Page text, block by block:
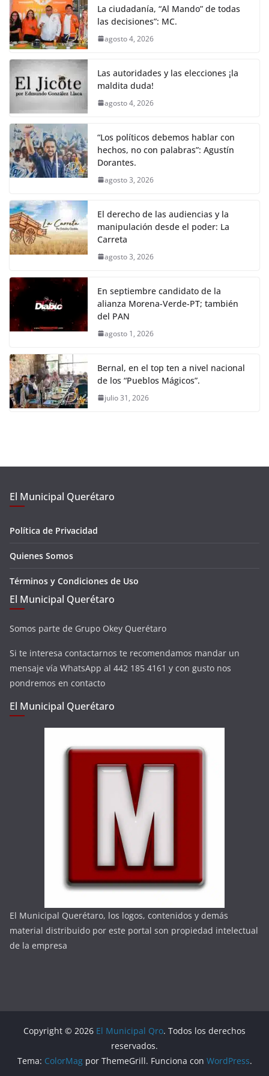
La ciudadanía, “Al Mando” de todas
las decisiones”: MC.
agosto 4, 2026
Las autoridades y las elecciones ¡la
maldita duda!
agosto 4, 2026
“Los políticos debemos hablar con
hechos, no con palabras”: Agustín
Dorantes.
agosto 3, 2026
El derecho de las audiencias y la
manipulación desde el poder: La
Carreta
agosto 3, 2026
En septiembre candidato de la
alianza Morena-Verde-PT; también
del PAN
agosto 1, 2026
Bernal, en el top ten a nivel nacional
de los “Pueblos Mágicos”.
julio 31, 2026
El Municipal Querétaro
Política de Privacidad
Quienes Somos
Términos y Condiciones de Uso
El Municipal Querétaro
Somos parte de Grupo Okey Querétaro
Si te interesa contactarnos te recomendamos mandar un
mensaje vía WhatsApp al 442 185 4161 y con gusto nos
pondremos en contacto
El Municipal Querétaro
El Municipal Querétaro, los logos, contenidos y demás
material distribuido por este portal son propiedad intelectual
de la empresa
Copyright © 2026 El Municipal Qro. Todos los derechos
reservados.
Tema: ColorMagpor ThemeGrill. Funciona con WordPress.